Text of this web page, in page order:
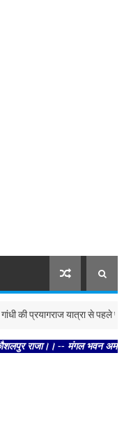
प्रयागराज यात्रा से पहले पोस्टर
-- मंगल भवन अमंगल